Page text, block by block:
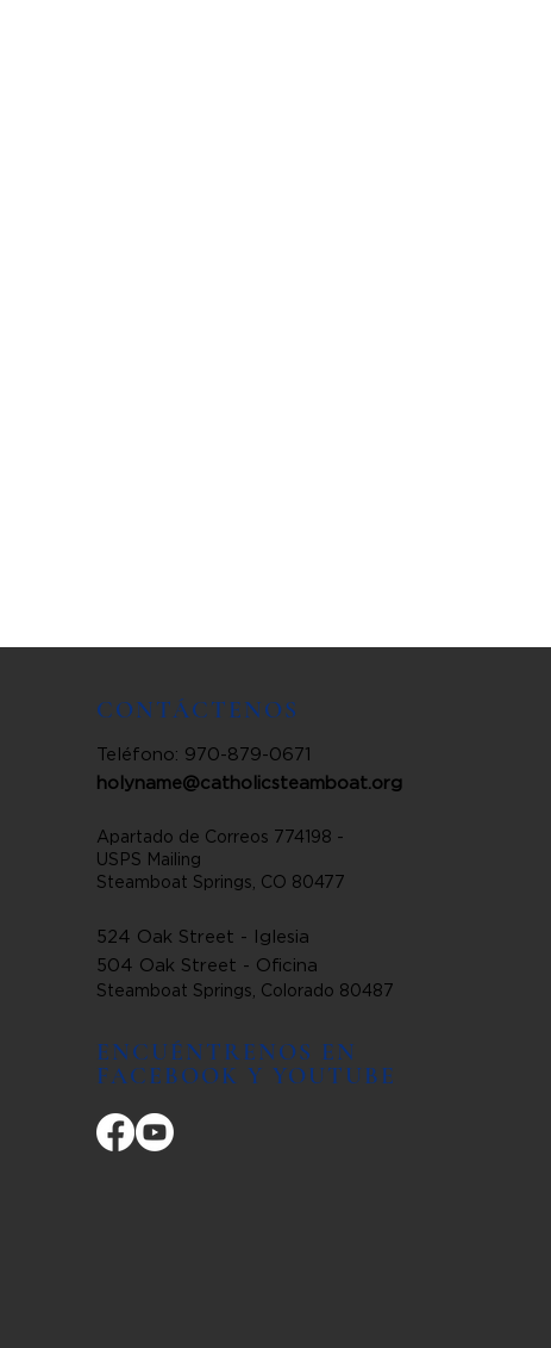
CONTÁCTENOS
Teléfono: 970-879-0671
holyname@catholicsteamboat.org
Apartado de Correos 774198 -
USPS Mailing
Steamboat Springs, CO 80477
524 Oak Street - Iglesia
504 Oak Street - Oficina
Steamboat Springs, Colorado 80487
ENCUÉNTRENOS EN
FACEBOOK Y YOUTUBE